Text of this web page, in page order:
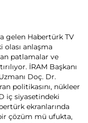
gelen Habertürk TV
olası anlaşma
patlamalar ve
İRAM Başkanı
Doç. Dr.
politikasını, nükleer
iç siyasetindeki
ekranlarında
çözüm mü ufukta,